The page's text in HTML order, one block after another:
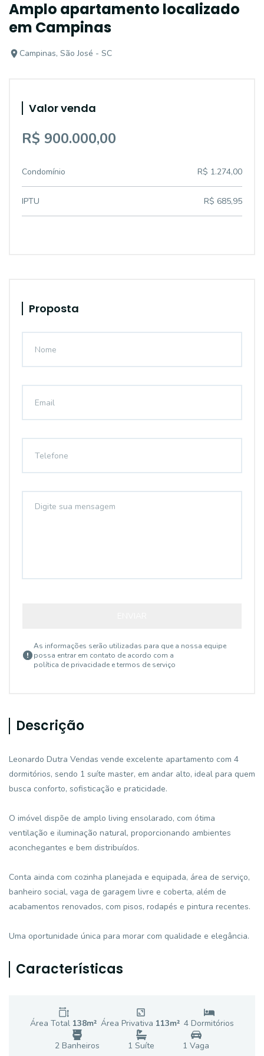
Amplo apartamento localizado
em Campinas
Campinas, São José - SC
Valor venda
R$ 900.000,00
Condomínio R$ 1.274,00
IPTU R$ 685,95
Proposta
As informações serão utilizadas para que a nossa equipe
possa entrar em contato de acordo com a
política de privacidade e termos de serviço
Descrição
Leonardo Dutra Vendas vende excelente apartamento com 4
dormitórios, sendo 1 suíte master, em andar alto, ideal para quem
busca conforto, sofisticação e praticidade.
O imóvel dispõe de amplo living ensolarado, com ótima
ventilação e iluminação natural, proporcionando ambientes
aconchegantes e bem distribuídos.
Conta ainda com cozinha planejada e equipada, área de serviço,
banheiro social, vaga de garagem livre e coberta, além de
acabamentos renovados, com pisos, rodapés e pintura recentes.
Uma oportunidade única para morar com qualidade e elegância.
Características
Área Total 138m² Área Privativa 113m² 4 Dormitórios
2 Banheiros 1 Suíte 1 Vaga